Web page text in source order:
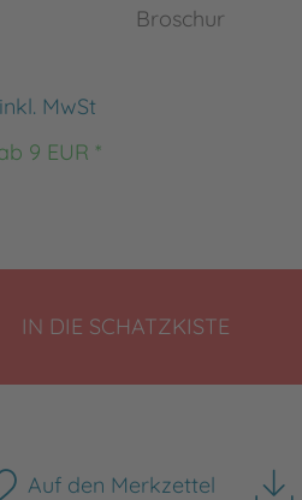
Broschur
MwSt
9 EUR *
IN DIE SCHATZKISTE
Auf den Merkzettel